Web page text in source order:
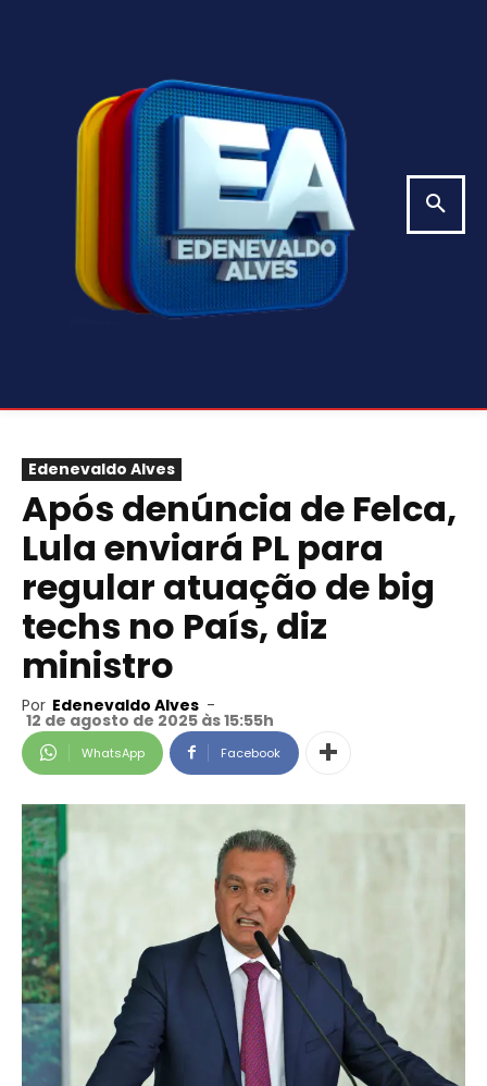
Edenevaldo Alves
Após denúncia de Felca,
Lula enviará PL para
regular atuação de big
techs no País, diz
ministro
Por Edenevaldo Alves -
12 de agosto de 2025 às 15:55h
WhatsApp Facebook